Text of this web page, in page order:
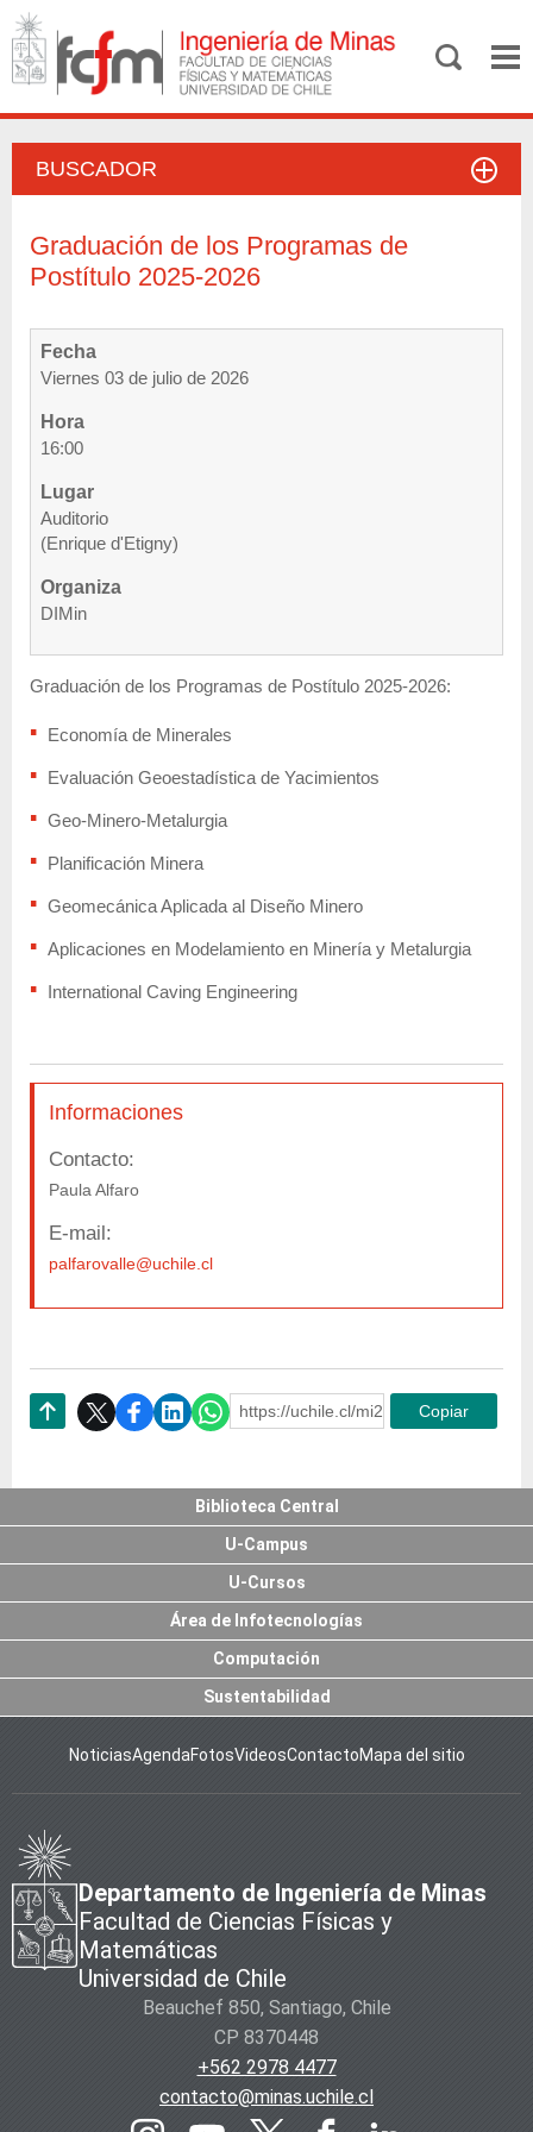
BUSCADOR
Graduación de los Programas de
Postítulo 2025-2026
Informaciones
Contacto:
Paula Alfaro
E-mail:
palfarovalle@uchile.cl
Fecha
Viernes 03 de julio de 2026
Hora
16:00
Lugar
Auditorio
(Enrique d'Etigny)
Organiza
DIMin
Graduación de los Programas de Postítulo 2025-2026:
Economía de Minerales
Evaluación Geoestadística de Yacimientos
Geo-Minero-Metalurgia
Planificación Minera
Geomecánica Aplicada al Diseño Minero
Aplicaciones en Modelamiento en Minería y Metalurgia
International Caving Engineering
https://uchile.cl/mi240548Copiar
Biblioteca Central
U-Campus
U-Cursos
Área de Infotecnologías
Computación
Sustentabilidad
NoticiasAgendaFotosVideosContactoMapa del sitio
Departamento de Ingeniería de Minas
Facultad de Ciencias Físicas y
Matemáticas
Universidad de Chile
Beauchef 850, Santiago, Chile
CP 8370448
+562 2978 4477
contacto@minas.uchile.cl